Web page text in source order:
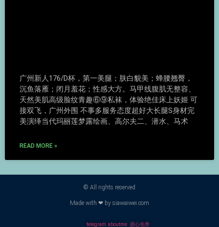
广州新人176/D杯，第一美腿；肤白貌美；蜂腰翘臀，
沉鱼落雁；闭月羞花；性感大方。马甲线腹肌无整容、
天然美肌高级脸纹青趣⑥⑨私袜，体验绝佳床上妖姬 可
接双飞，广州外围 不事多服务态度超好大长腿S身材完
美演绎当代玛丽莲梦露绘画、高尔夫二、潜水、马术
READ MORE »
© All rights reserved
Made with ❤ by siawaiwei.com
telegram aboutme 甜心包养